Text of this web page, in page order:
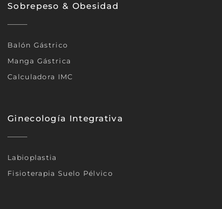
Sobrepeso & Obesidad
Balón Gástrico
Manga Gástrica
Calculadora IMC
Ginecología Integrativa
Labioplastia
Fisioterapia Suelo Pélvico